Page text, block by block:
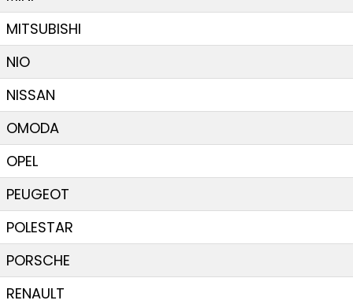
MITSUBISHI
NIO
NISSAN
OMODA
OPEL
PEUGEOT
POLESTAR
PORSCHE
RENAULT